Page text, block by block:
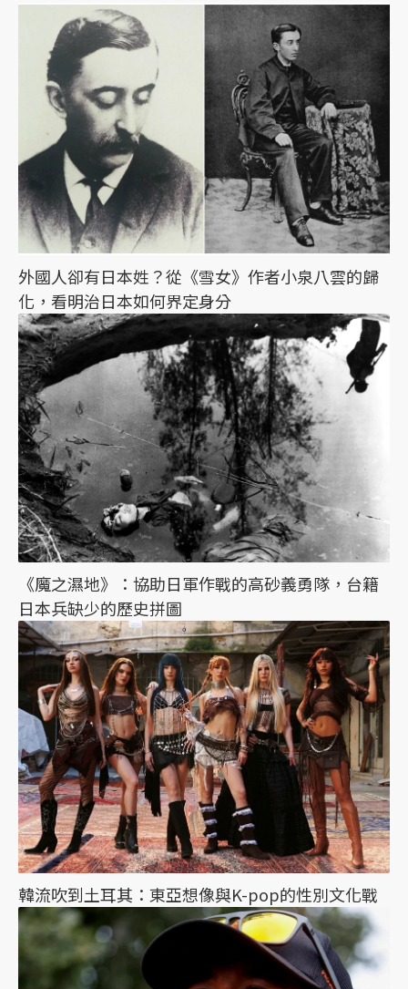
外國人卻有日本姓？從《雪女》作者小泉八雲的歸
化，看明治日本如何界定身分
《魔之濕地》：協助日軍作戰的高砂義勇隊，台籍
日本兵缺少的歷史拼圖
韓流吹到土耳其：東亞想像與K-pop的性別文化戰